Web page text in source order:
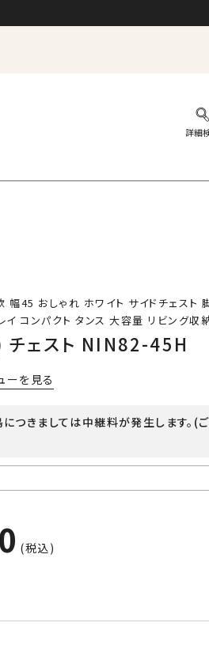
45 おしゃれ ホワイト サイドチェスト
イ コンパクト タンス 大容量 リビング収
ェスト NIN82-45H
ーを見る
つきましては中継料が発生します。(
税込